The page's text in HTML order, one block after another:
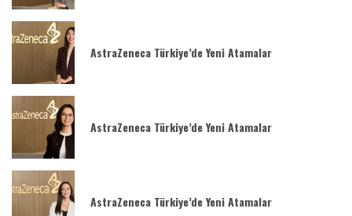
AstraZeneca Türkiye’de Yeni Atamalar
AstraZeneca Türkiye’de Yeni Atamalar
AstraZeneca Türkiye’de Yeni Atamalar